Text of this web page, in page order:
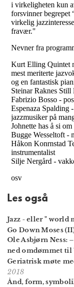
Les også
Jazz - eller " world
Go Down Moses
Ole Asbjørn Ness:
ned omdømmet til
Geriatrisk møte
2018
Ånd, form,